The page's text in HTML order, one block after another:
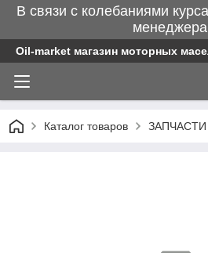
В связи с колебаниями
Oil-market магазин моторных
Каталог товаров ЗАПЧАСТИ